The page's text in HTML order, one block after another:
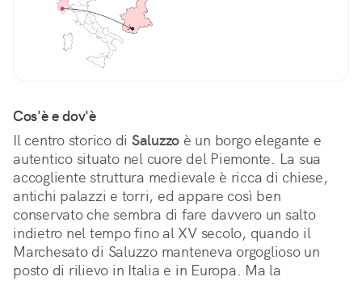
Cos'è e dov'è
Il centro storico di Saluzzo è un borgo elegante e
autentico situato nel cuore del Piemonte. La sua
accogliente struttura medievale è ricca di chiese,
antichi palazzi e torri, ed appare così ben
conservato che sembra di fare davvero un salto
indietro nel tempo fino al XV secolo, quando il
Marchesato di Saluzzo manteneva orgoglioso un
posto di rilievo in Italia e in Europa. Ma la